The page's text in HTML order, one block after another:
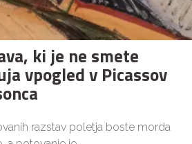
ki je ne smete
vpogled v Picassov
razstav poletja boste morda